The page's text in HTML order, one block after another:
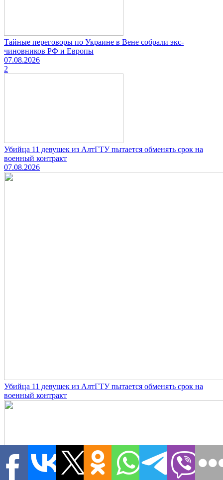
Тайные переговоры по Украине в Вене собрали экс-
чиновников РФ и Европы
07.08.2026
2
Убийца 11 девушек из АлтГТУ пытается обменять срок на
военный контракт
07.08.2026
Убийца 11 девушек из АлтГТУ пытается обменять срок на
военный контракт